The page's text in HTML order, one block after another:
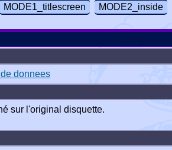
MODE1_titlescreen MODE2_inside
donnees
sur l'original disquette.